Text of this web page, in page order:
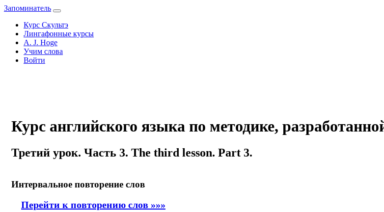
Запоминатель
Курс Скультэ
Лингафонные курсы
A. J. Hoge
Учим слова
Войти
Курс английского языка по методике,
Третий урок. Часть 3. The third lesson. Part 3.
Интервальное повторение слов
Перейти к повторению слов »»»